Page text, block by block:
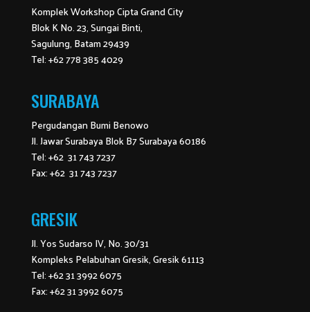
Komplek Workshop Cipta Grand City
Blok K No. 23, Sungai Binti,
Sagulung, Batam 29439
Tel: +62 778 385 4029
SURABAYA
Pergudangan Bumi Benowo
Jl. Jawar Surabaya Blok B7 Surabaya 60186
Tel: +62 31 743 7237
Fax: +62 31 743 7237
GRESIK
Jl. Yos Sudarso IV, No. 30/31
Kompleks Pelabuhan Gresik, Gresik 61113
Tel: +62 31 3992 6075
Fax: +62 31 3992 6075